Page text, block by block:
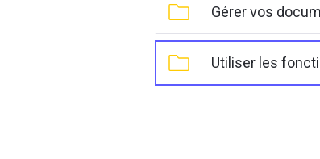
Gérer vos
Utiliser les